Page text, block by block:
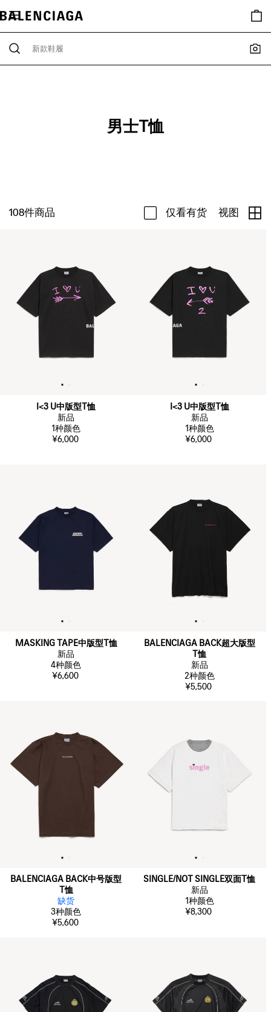
男士T恤
108件商品 仅看有货 视图
I<3 U中版型T恤
新品
1种颜色
¥6,000
I<3 U中版型T恤
新品
1种颜色
¥6,000
MASKING TAPE中版型T恤
新品
4种颜色
¥6,600
BALENCIAGA BACK超大版型
T恤
新品
2种颜色
¥5,500
BALENCIAGA BACK中号版型
T恤
缺货
3种颜色
¥5,600
SINGLE/NOT SINGLE双面T恤
新品
1种颜色
¥8,300